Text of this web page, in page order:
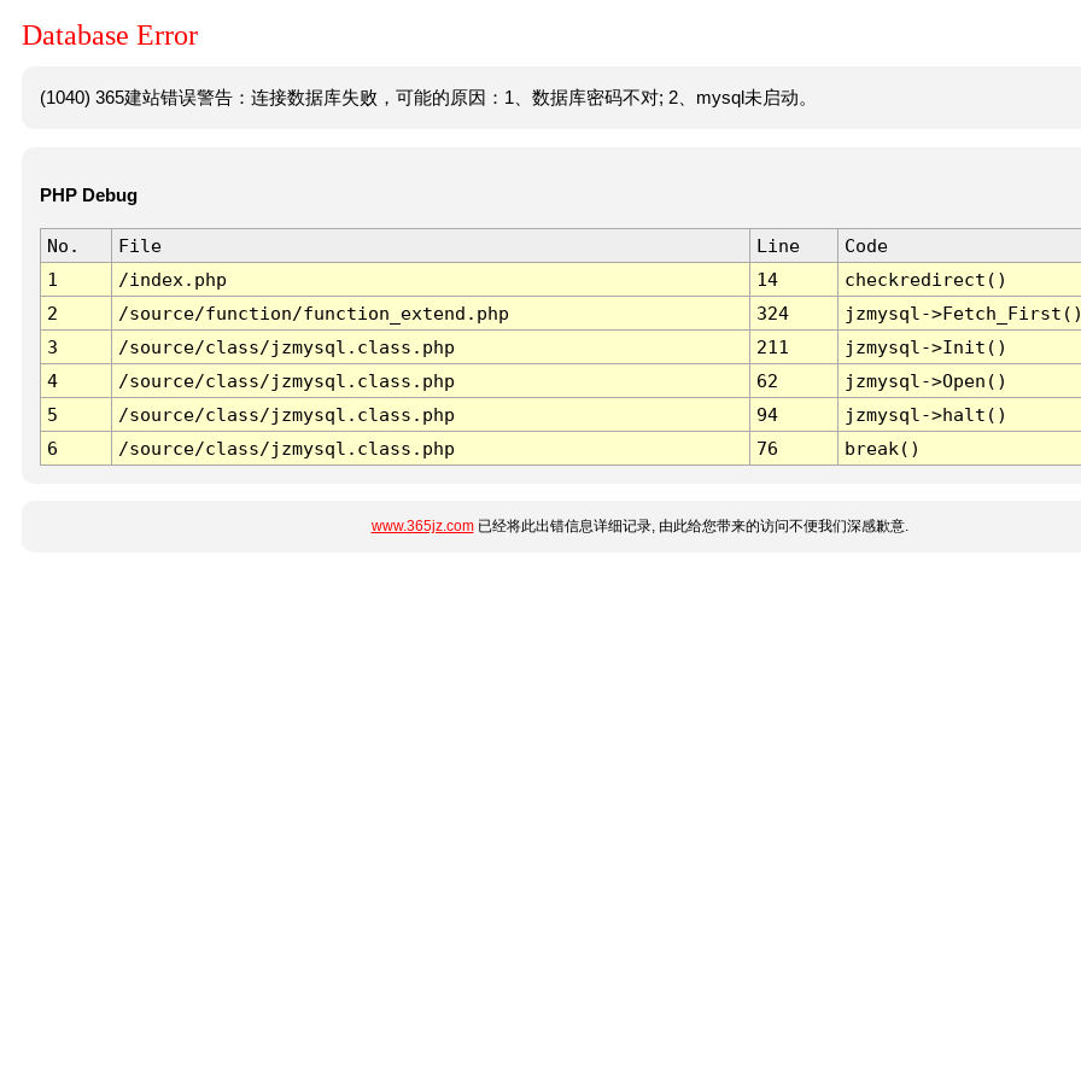
Database Error
(1040) 365建站错误警告：连接数据库失败，可能的原因：1、数据库密码不对; 2、mysql未启动。
PHP Debug
No. File Line
Code
1
/index.php 14
checkredirect()
2
/source/function/function_extend.php 324
jzmysql-
3
/source/class/jzmysql.class.php 211
jzmysql->Init()
4
/source/class/jzmysql.class.php 62
jzmysql->Open()
5
/source/class/jzmysql.class.php 94
jzmysql->halt()
6
/source/class/jzmysql.class.php 76 break()
www.365jz.com已经将此出错信息详细记录, 由此给您带来的访问不便我们深感歉意.